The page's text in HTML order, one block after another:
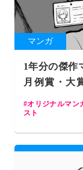
マンガ
1年分の傑作
月例賞・大
オリジナルマン
スト